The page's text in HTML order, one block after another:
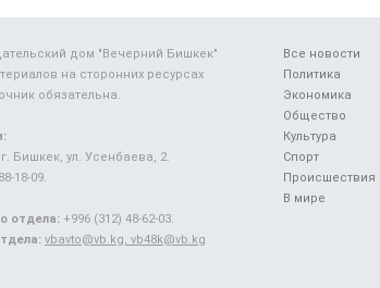
Все новости
Политика
Экономика
Общество
Культура
Спорт
Происшествия
В мире
дом "Вечерний Бишкек"
на сторонних ресурсах
обязательна.
Бишкек, ул. Усенбаева, 2.
18-09.
отдела: +996 (312) 48-62-03.
vbavto@vb.kg, vb48k@vb.kg